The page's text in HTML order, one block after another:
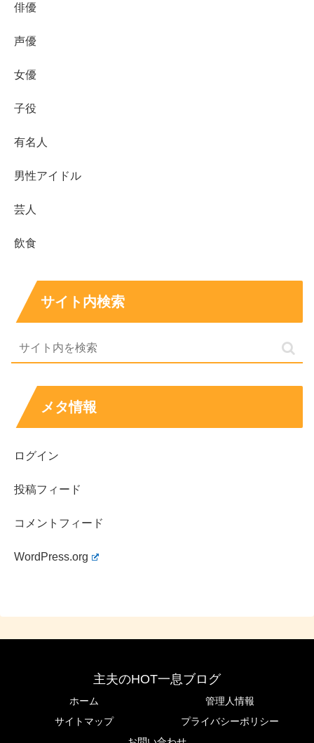
母親は料理研究家・管理栄養士
れ、姉妹がいる可能性が高いです。
のディレクター」と読むのが確度高めです。
父親が「近藤大介さん」説はありますが、
証が見当たりにくく断定は注意が必要です。
実家が金持ち説は、両親が専門職・クリエイティブ
職で収入の振れ幅が大きいことから連想されやすい
面があります。
近藤華さんの年収は公表がないため推定ですが、
契約が増えると上振れしやすい構造です。
れる部分もあります。確度の高い事実は押さえつつ、噂は
今後の出演作やCM動向
俳優
声優
女優
子役
有名人
男性アイドル
芸人
飲食
サイト内検索
メタ情報
ログイン
投稿フィード
コメントフィード
WordPress.org
主夫のHOT一息ブログ
ホーム
管理人情報
サイトマップ
プライバシーポリシー